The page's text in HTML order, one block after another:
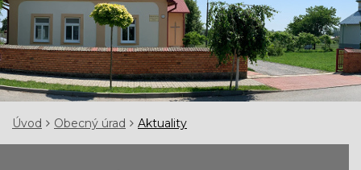
Úvod Obecný úrad Aktuality